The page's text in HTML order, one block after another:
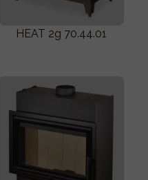
HEAT 2g 70.44.01